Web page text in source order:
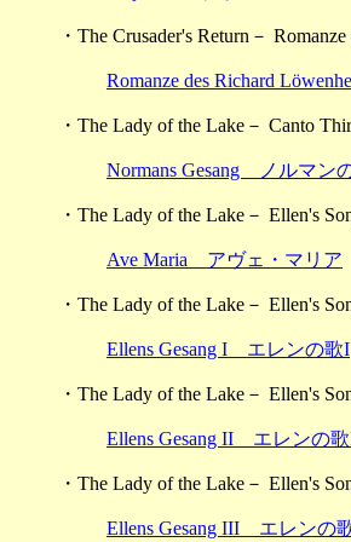
・The Crusader's Return－
Romanze des Richard
・The Lady of the Lake－ Canto
Normans Gesang ノルマン
・The Lady of the Lake－ Ellen's
Ave Maria アヴェ・マリア
・The Lady of the Lake－ Ellen's
Ellens Gesang I エレンの歌I
・The Lady of the Lake－ Ellen's
Ellens Gesang II エレンの
・The Lady of the Lake－ Ellen's
Ellens Gesang III エレンの